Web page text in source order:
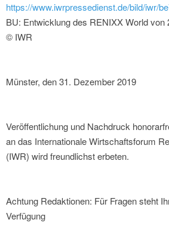
https://www.iwrpressedienst.de/bild/iwr/
BU: Entwicklung des RENIXX World von
© IWR
Münster, den 31. Dezember 2019
Veröffentlichung und Nachdruck
an das Internationale Wirtschaftsforum
(IWR) wird freundlichst erbeten.
Achtung Redaktionen: Für Fragen steht
Verfügung